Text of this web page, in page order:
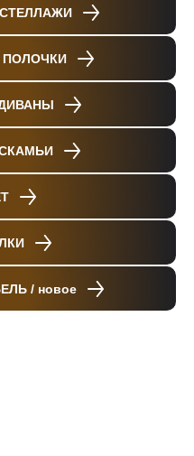
ПОЛОЧКИ
/ новое